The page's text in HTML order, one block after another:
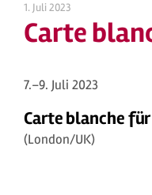
1. Juli 2023
Carte
7.–9. Juli 2023
Carte blanche
(London/UK)